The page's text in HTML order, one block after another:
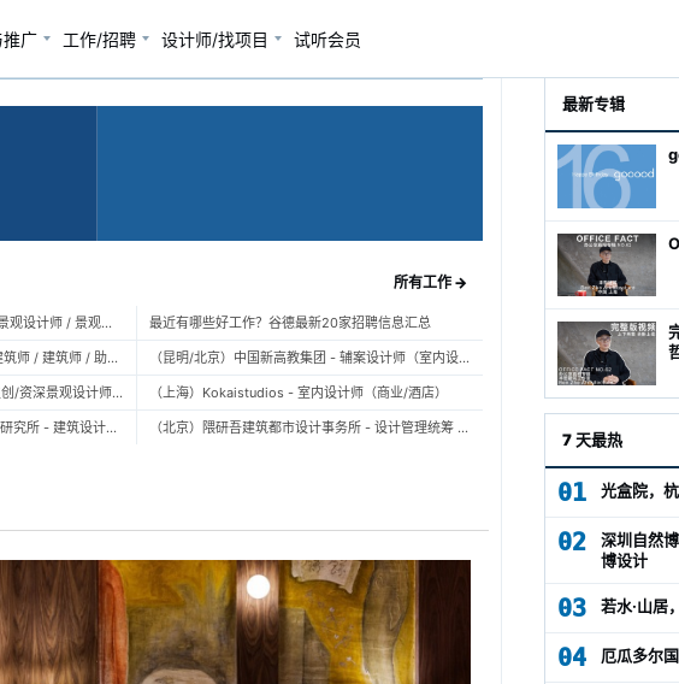
广 工作/招聘 设计师/找项目 试听会员
所有工作 →
（上海）TOPO Design Group - 景观设计师 / 景观后期设计师 / 景观实习生
（北京）大屿建筑事务所 - 项目建筑师 / 建筑师 / 助理建筑师 / 实习建筑师
（上海）FLO景观设计事务所 - 主创/资深景观设计师 / 景观设计师 / 设计实习生 / 商务行政助理 / 助理施工图设计师
（北京）未/WAY Studio建筑设计研究所 - 建筑设计师 / 助理设计师/初级设计师 / 实习生 / 办公室行政与商务助理
最近有哪些好工作？谷德最新20家招聘信息汇总
（昆明/北京）中国新高教集团 - 辅案设计师（室内设计） / 辅案设计师（景观设计）/ 生活空间组长/教学空间组长 / 平面设计高级经理 / 展陈设计高级经理
（上海）Kokaistudios - 室内设计师（商业/酒店）
（北京）隈研吾建筑都市设计事务所 - 设计管理统筹 / 全职建筑设计师 / 实习生
最新专辑
7 天最热
01 光盒院，
02
深圳自然
博设计
03 若水·山居
04 厄瓜多尔